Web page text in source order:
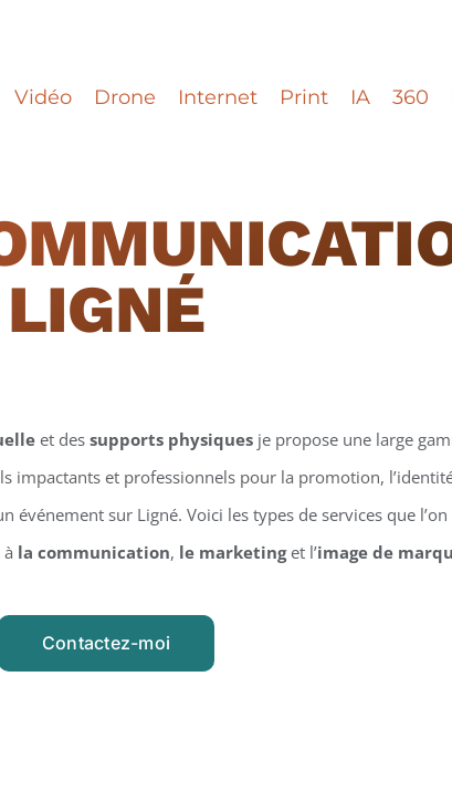
Vidéo Drone Internet Print IA 360
LIGNÉ
et des supports physiquesje propose une large
impactants et professionnels pour la promotion,
événement sur Ligné. Voici les types de services que
la communication, le marketinget l’image de
Contactez-moi